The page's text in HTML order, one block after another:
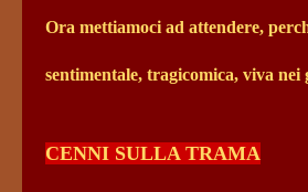
Ora mettiamoci ad attendere,
sentimentale, tragicomica, viva
CENNI SULLA TRAMA